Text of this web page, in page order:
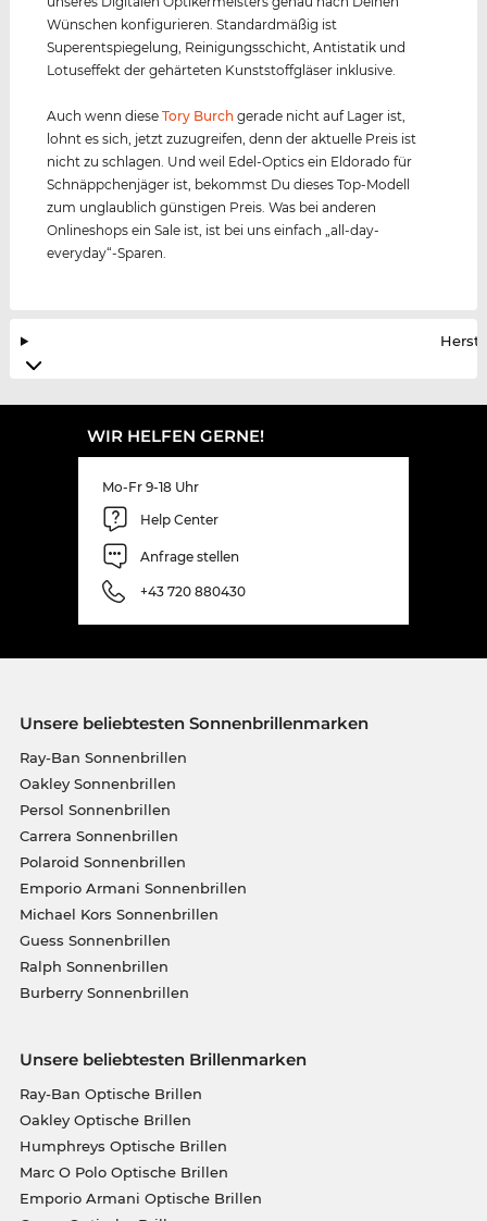
Wünschen konfigurieren. Standardmäßig ist
Superentspiegelung, Reinigungsschicht, Antistatik und
Lotuseffekt der gehärteten Kunststoffgläser inklusive.
Auch wenn dieseTory Burch gerade nicht auf Lager ist,
lohnt es sich, jetzt zuzugreifen, denn der aktuelle Preis ist
nicht zu schlagen. Und weil Edel-Optics ein Eldorado für
Schnäppchenjäger ist, bekommst Du dieses Top-Modell
zum unglaublich günstigen Preis. Was bei anderen
Onlineshops ein Sale ist, ist bei uns einfach „all-day-
everyday“-Sparen.
WIR HELFEN GERNE!
Mo-Fr 9-18 Uhr
Help Center
Anfrage stellen
+43 720 880430
Unsere beliebtesten Sonnenbrillenmarken
Ray-Ban Sonnenbrillen
Oakley Sonnenbrillen
Persol Sonnenbrillen
Carrera Sonnenbrillen
Polaroid Sonnenbrillen
Emporio Armani Sonnenbrillen
Michael Kors Sonnenbrillen
Guess Sonnenbrillen
Ralph Sonnenbrillen
Burberry Sonnenbrillen
Unsere beliebtesten Brillenmarken
Ray-Ban Optische Brillen
Oakley Optische Brillen
Humphreys Optische Brillen
Marc O Polo Optische Brillen
Emporio Armani Optische Brillen